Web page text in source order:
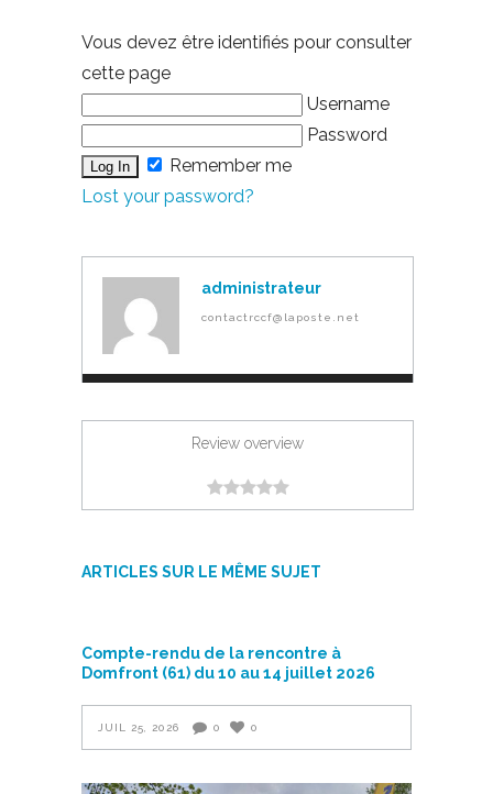
Vous devez être identifiés pour consulter
cette page
Username
Password
Remember me
Lost your password?
administrateur
contactrccf@laposte.net
Review overview
ARTICLES SUR LE MÊME SUJET
Compte-rendu de la rencontre à
Domfront (61) du 10 au 14 juillet 2026
JUIL 25, 2026 0 0